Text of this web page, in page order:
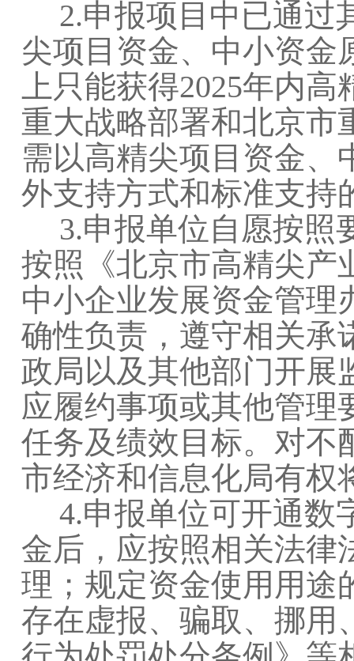
2.申报项目中已通过
尖项目资金、中小资金
上只能获得2025年内
重大战略部署和北京市
需以高精尖项目资金、
外支持方式和标准支持
3.申报单位自愿按照
按照《北京市高精尖产
中小企业发展资金管理
确性负责，遵守相关承
政局以及其他部门开展
应履约事项或其他管理
任务及绩效目标。对不
市经济和信息化局有权
4.申报单位可开通数
金后，应按照相关法律
理；规定资金使用用途
存在虚报、骗取、挪用